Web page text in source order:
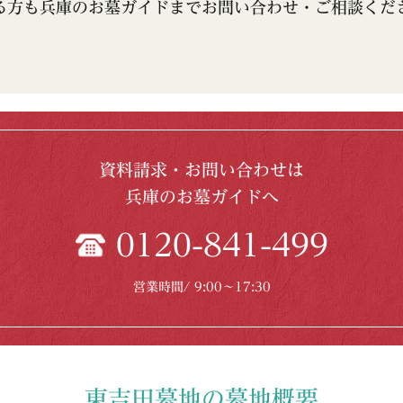
方も兵庫のお墓ガイドまでお問い合わせ・ご相談くだ
資料請求・お問い合わせは
兵庫のお墓ガイドへ
0120-841-499
営業時間/ 9:00〜17:30